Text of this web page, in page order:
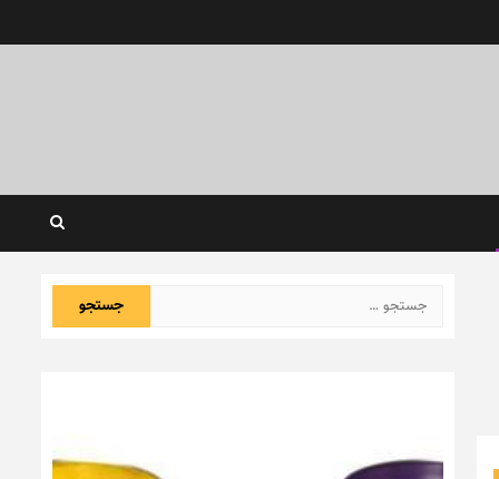
جستجو
برای: